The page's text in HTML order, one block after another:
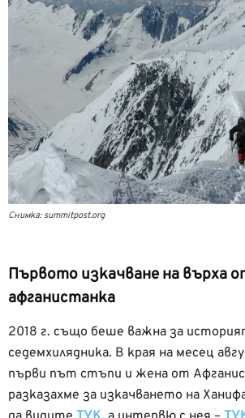
Снимка: summitpost.org
Първото изкачване на върха
афганистанка
2018 г. също беше важна за
седемхилядника. В края на месец
първи път стъпи и жена от
разказахме за изкачването на